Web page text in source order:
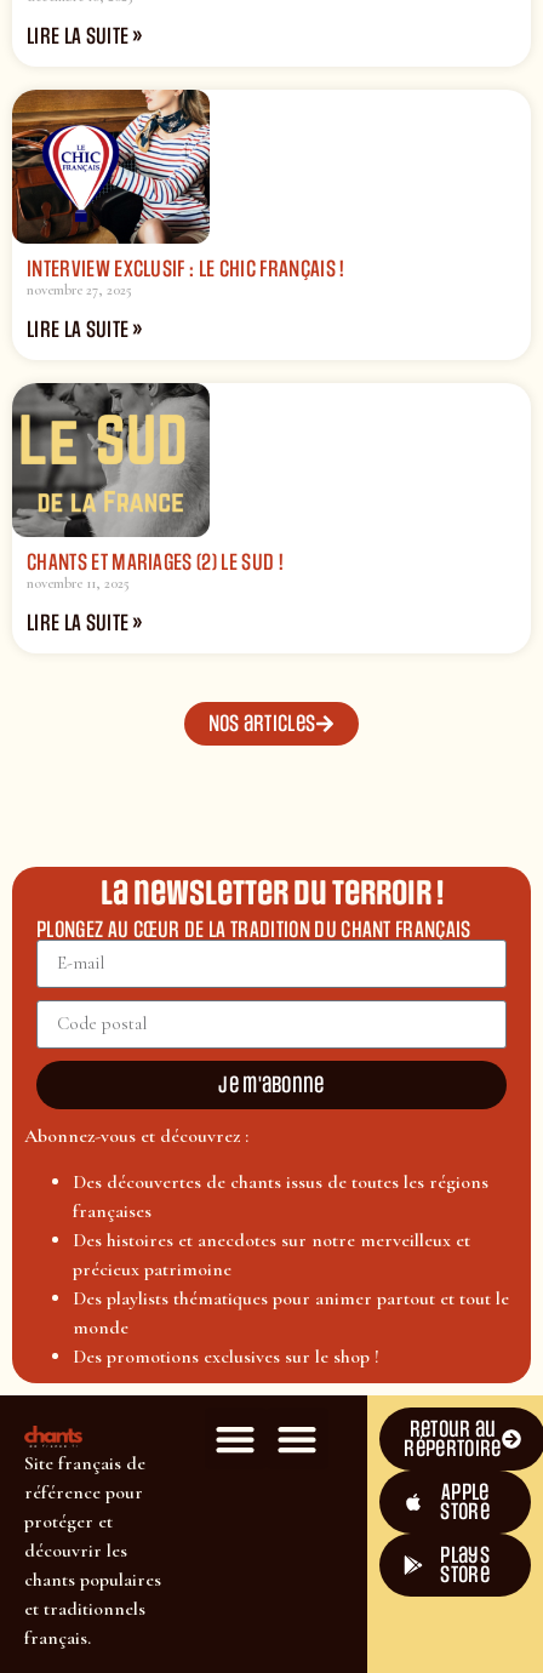
LIRE LA SUITE »
INTERVIEW EXCLUSIF : LE CHIC FRANÇAIS !
novembre 27, 2025
LIRE LA SUITE »
CHANTS ET MARIAGES (2) LE SUD !
novembre 11, 2025
LIRE LA SUITE »
Nos articles
La newsletter du terroir !
PLONGEZ AU CŒUR DE LA TRADITION DU CHANT FRANÇAIS
Je m'abonne
Abonnez-vous et découvrez :
Des découvertes de chants issus de toutes les régions
françaises
Des histoires et anecdotes sur notre merveilleux et
précieux patrimoine
Des playlists thématiques pour animer partout et tout le
monde
Des promotions exclusives sur le shop !
Site français de
référence pour
protéger et
découvrir les
chants populaires
et traditionnels
français.
Retour au
répertoire
Apple
Store
plays
store